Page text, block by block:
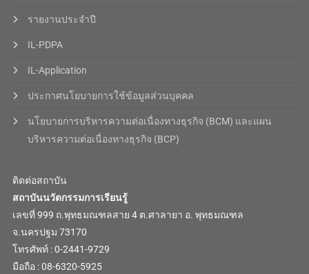
รายงานประจำปี
IL-PDPA
IL-Application
ประกาศนโยบายการใช้ข้อมูลส่วนบุคคล
นโยบายการบริหารความต่อเนื่องทางธุรกิจ (BCM) และแผน
บริหารความต่อเนื่องทางธุรกิจ (BCP)
ติดต่อสถาบัน
สถาบันนวัตกรรมการเรียนรู้
เลขที่ 999 ถ.พุทธมณฑลสาย 4 ต.ศาลายา อ. พุทธมณฑล
จ.นครปฐม 73170
โทรศัพท์ : 0-2441-9729
มือถือ : 08-6320-5925